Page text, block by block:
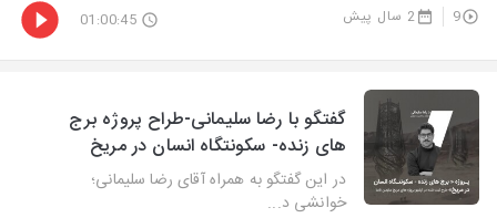
9 2 سال پیش 01:00:45
گفتگو با رضا سلیمانی-طراح پروژه برج
های زنده- سکونتگاه انسان در مریخ
در این گفتگو به همراه آقای رضا سلیمانی؛
خوانشی د...